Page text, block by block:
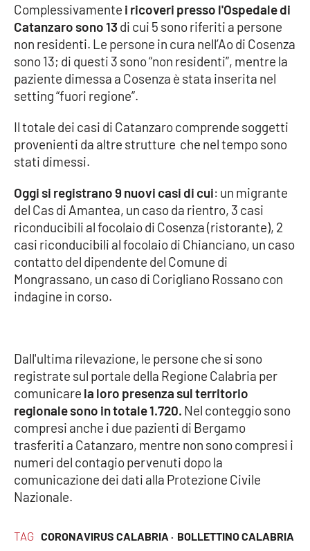
LaC TV
LaC Network
LaC OnAir
EDIZIONI
LOCALI
Crotone
Vibo Valentia
Reggio Calabria
Lamezia Terme
PROGETTI
SPECIALI
Buona Sanità Calabria
LA
CALABRIAVISIONE
TAG CORONAVIRUS CALABRIA · BOLLETTINO CALABRIA
Complessivamente i ricoveri presso l'Ospedale di
Catanzaro sono 13 di cui 5 sono riferiti a persone
non residenti. Le persone in cura nell’Ao di Cosenza
sono 13; di questi 3 sono “non residenti”, mentre la
paziente dimessa a Cosenza è stata inserita nel
setting “fuori regione”.
Il totale dei casi di Catanzaro comprende soggetti
provenienti da altre strutture che nel tempo sono
stati dimessi.
Oggi si registrano 9 nuovi casi di cui: un migrante
del Cas di Amantea, un caso da rientro, 3 casi
riconducibili al focolaio di Cosenza (ristorante), 2
casi riconducibili al focolaio di Chianciano, un caso
contatto del dipendente del Comune di
Mongrassano, un caso di Corigliano Rossano con
indagine in corso.
Dall'ultima rilevazione, le persone che si sono
registrate sul portale della Regione Calabria per
comunicare la loro presenza sul territorio
regionale sono in totale 1.720. Nel conteggio sono
compresi anche i due pazienti di Bergamo
trasferiti a Catanzaro, mentre non sono compresi i
numeri del contagio pervenuti dopo la
comunicazione dei dati alla Protezione Civile
Nazionale.